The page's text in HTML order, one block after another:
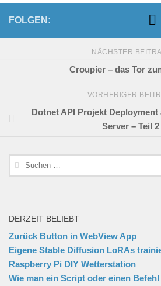
FOLGEN:
NÄCHSTER
Croupier – das Tor
VORHERIGER
Dotnet API Projekt
Server – Teil 2
Suchen
nach:
DERZEIT BELIEBT
Zurück Button in WebView App
Eigene Stable Diffusion LoRAs
Raspberry Pi DIY Wetterstation
Wie man ein Script oder einen